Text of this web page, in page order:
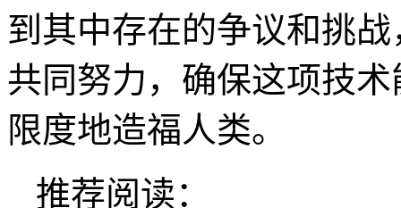
到其中存在的争议和挑
共同努力，确保这项技
限度地造福人类。
推荐阅读：